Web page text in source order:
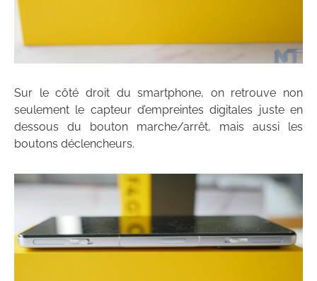
Sur le côté droit du smartphone, on retrouve non
seulement le capteur d’empreintes digitales juste en
dessous du bouton marche/arrêt, mais aussi les
boutons déclencheurs.